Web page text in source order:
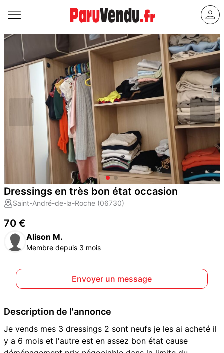
Dressings en très bon état occasion
Saint-André-de-la-Roche (06730)
70 €
Alison M.
Membre depuis 3 mois
Envoyer un message
Description de l'annonce
Je vends mes 3 dressings 2 sont neufs je les ai acheté il
y a 6 mois et l'autre est en assez bon état cause